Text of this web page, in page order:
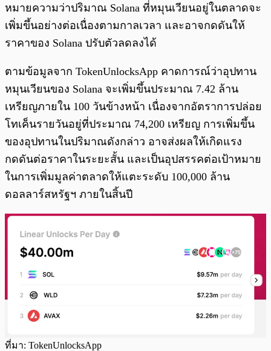
หมายความว่าปริมาณ Solana ที่หมุนเวียนอยู่ในตลาดจะ
เพิ่มขึ้นอย่างต่อเนื่องตามกาลเวลา และอาจกดดันให้
ราคาของ Solana ปรับตัวลดลงได้
ตามข้อมูลจาก TokenUnlocksApp คาดการณ์ว่าอุปทาน
หมุนเวียนของ Solana จะเพิ่มขึ้นประมาณ 7.42 ล้าน
เหรียญภายใน 100 วันข้างหน้า เนื่องจากอัตราการปล่อย
โทเค็นรายวันอยู่ที่ประมาณ 74,200 เหรียญ การเพิ่มขึ้น
ของอุปทานในปริมาณดังกล่าว อาจส่งผลให้เกิดแรง
กดดันต่อราคาในระยะสั้น และเป็นอุปสรรคต่อเป้าหมาย
ในการเพิ่มมูลค่าตลาดให้แตะระดับ 100,000 ล้าน
ดอลลาร์สหรัฐฯ ภายในสิ้นปี
ที่มา: TokenUnlocksApp